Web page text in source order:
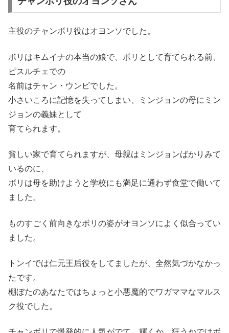
主役のチャンボリ役はオヨンソでした。
ボリはキムイナの本当の娘で、ボリとして育てられる前、
ピスルチェでの
名前はチャン・ウンビでした。
小さいころに記憶を失ってしまい、ミンジョンの母にミン
ジョンの義妹として
育てられます。
貧しい家で育てられますが、母親はミンジョンばかりみて
いるのに、
ボリは母を助けようと学校にも満足に通わず食堂で働いて
ました。
ものすごく前向きなボリの姿がオヨンソによく似合ってい
ました。
トンイでは仁元王后役をしてましたが、全然気づかなかっ
たです。
棚ぼたのあなたではちょっと小悪魔的でワガママなマルス
ク役でした。